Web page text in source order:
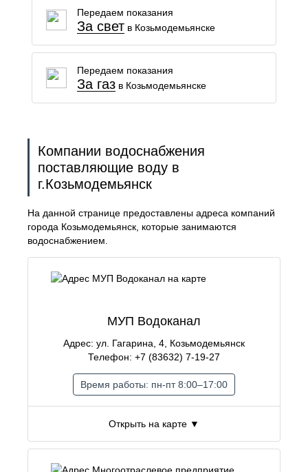
Передаем показания
За светв Козьмодемьянске
Передаем показания
За газв Козьмодемьянске
Компании водоснабжения
поставляющие воду в
г.Козьмодемьянск
На данной странице предоставлены адреса компаний
города Козьмодемьянск, которые занимаются
водоснабжением.
Открыть на карте ▼
МУП Водоканал
Адрес: ул. Гагарина, 4, Козьмодемьянск
Телефон: +7 (83632) 7-19-27
Время работы: пн-пт 8:00–17:00